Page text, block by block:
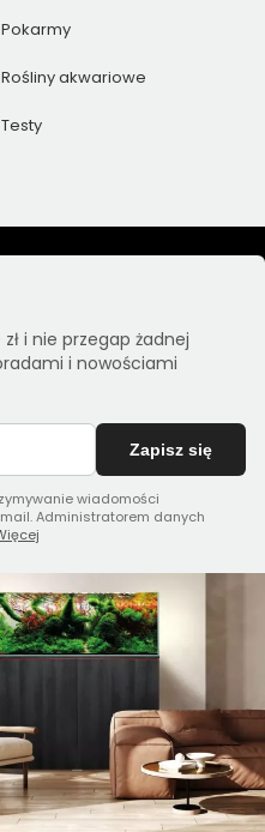
Pokarmy
Rośliny akwariowe
Testy
i nie przegap żadnej
i nowościami
Zapisz się
wiadomości
Administratorem danych